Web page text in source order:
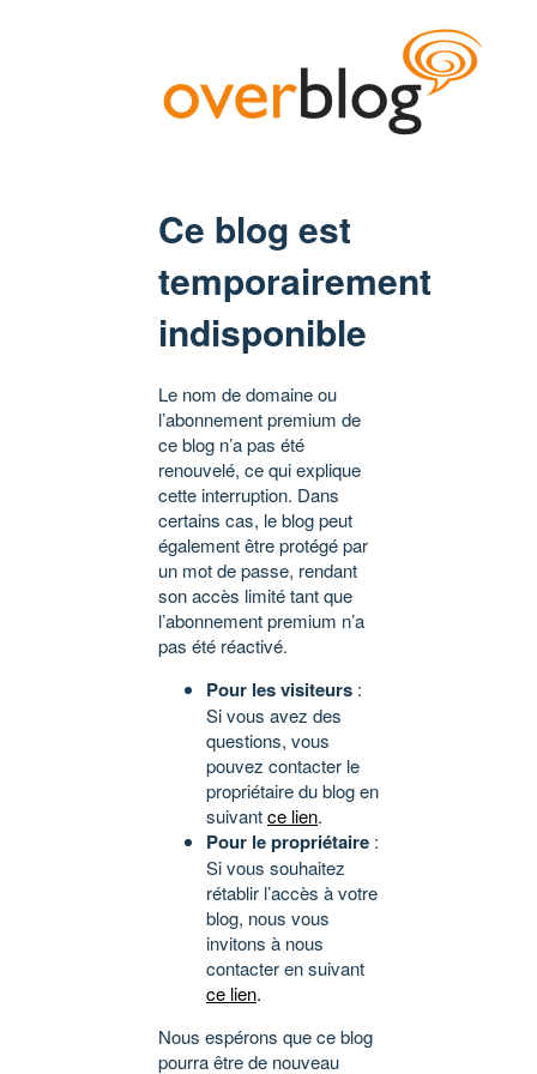
Ce blog est
temporairement
indisponible
Le nom de domaine ou
l’abonnement premium de
ce blog n’a pas été
renouvelé, ce qui explique
cette interruption. Dans
certains cas, le blog peut
également être protégé par
un mot de passe, rendant
son accès limité tant que
l’abonnement premium n’a
pas été réactivé.
Pour les visiteurs :
Si vous avez des
questions, vous
pouvez contacter le
propriétaire du blog en
suivantce lien.
Pour le propriétaire :
Si vous souhaitez
rétablir l’accès à votre
blog, nous vous
invitons à nous
contacter en suivant
ce lien.
Nous espérons que ce blog
pourra être de nouveau